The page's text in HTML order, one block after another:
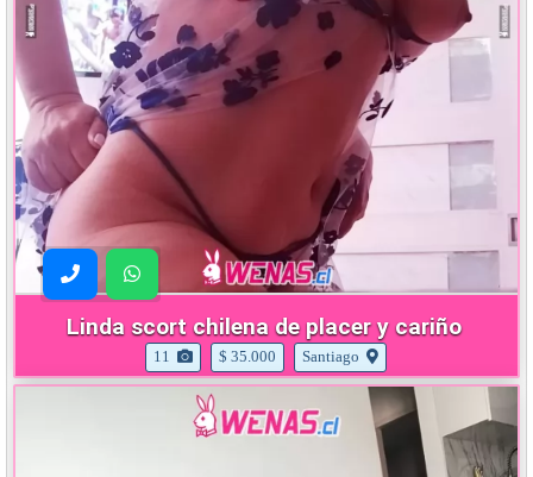
Linda scort chilena de placer y cariño
11 $ 35.000 Santiago